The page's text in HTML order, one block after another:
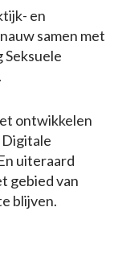
en
samen met
Seksuele
ontwikkelen
uiteraard
gebied van
blijven.